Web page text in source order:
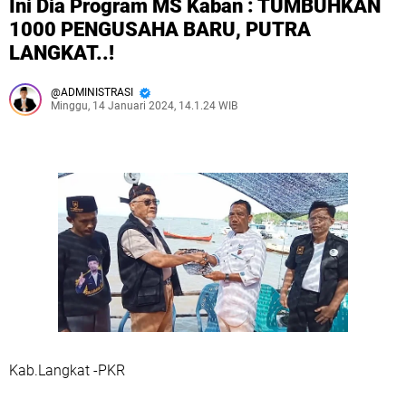
Ini Dia Program MS Kaban : TUMBUHKAN
1000 PENGUSAHA BARU, PUTRA
LANGKAT..!
ADMINISTRASI
Minggu, 14 Januari 2024, 14.1.24 WIB
Kab.Langkat -PKR